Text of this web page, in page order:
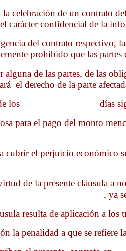
celebración de un contrato
carácter confidencial de la
del contrato respectivo,
prohibido que las
de las partes, de las
el derecho de la parte
los _______________ días
para el pago del monto
el perjuicio económico
de la presente cláusula a
ya
resulta de aplicación a
la penalidad a que se refiere